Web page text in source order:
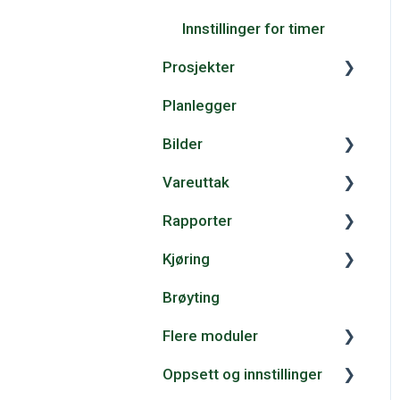
Avvik/RUH
Endringsmelding
Statens Vegvesens
Innstillinger for timer
Prosjekter
Opprett og administrer
Planlegger
Bilder
Kom i gang
Bildeopplastning
Etiketter
Bildekarusell
Vareuttak
Registrer uttak
Massekjøring
Vareliste
Innkjøpsoversikt
Import
Rapporter
Generelt
Kategorier
Kjøring
Kom i gang
Kjøreutgift og automile
Brøyting
Flere moduler
Flere moduler
Oppsett og innstillinger